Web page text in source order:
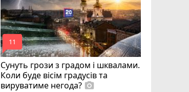
Сунуть грози з градом і шквалами.
Коли буде вісім градусів та
вируватиме негода? photo_camera
mode_comment
11